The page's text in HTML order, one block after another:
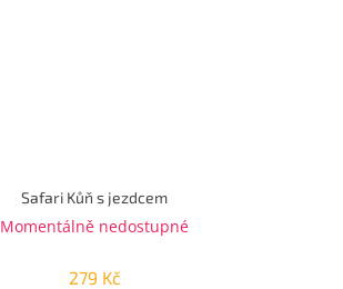
Safari Kůň s jezdcem
Momentálně nedostupné
279 Kč